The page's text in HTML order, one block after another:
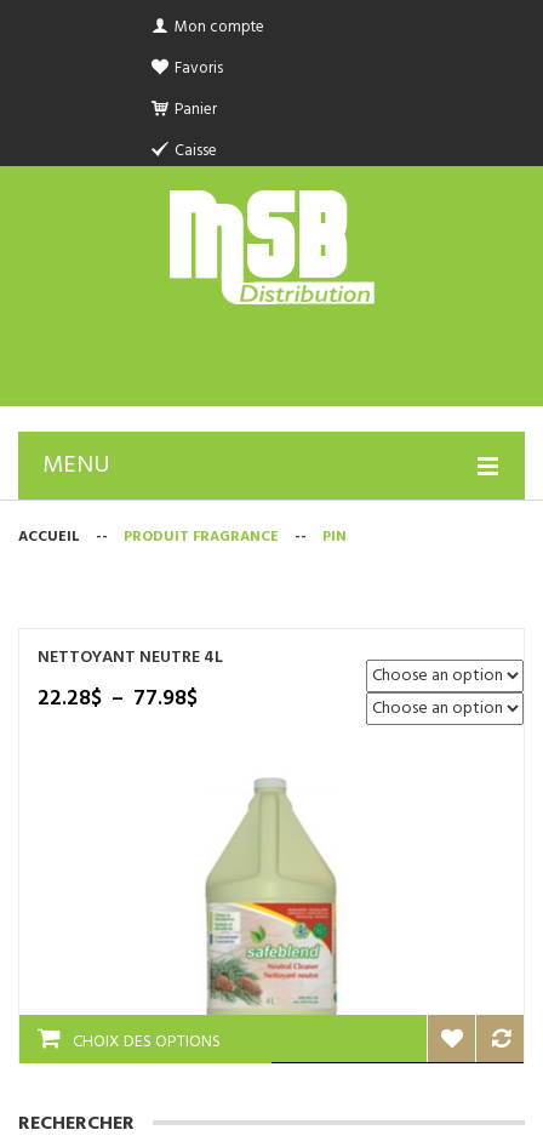
Mon compte
Favoris
Panier
Caisse
MENU
PRODUIT SANITAIRE.COM
ACCUEIL -- PRODUIT FRAGRANCE -- PIN
NETTOYANT NEUTRE 4L
22.28$ – 77.98$Plage
22.28$
77.98$
CHOIX DES OPTIONS
variations.
RECHERCHER